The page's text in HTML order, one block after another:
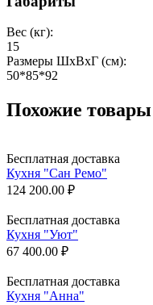
Вес (кг):
15
Размеры ШxВxГ (см):
50*85*92
Похожие товары
Бесплатная доставка
Кухня "Сан Ремо"
124 200.00 ₽
Бесплатная доставка
Кухня "Уют"
67 400.00 ₽
Бесплатная доставка
Кухня "Анна"